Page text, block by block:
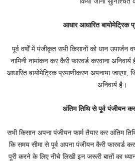
आधार आधारित बायोमेट्रिक
पूर्व वर्षों में पंजीकृत सभी किसानों को धान
नामिनी नामांकन कर कैरी फारवर्ड करवाना
आधारित बायोमेट्रिक प्रमाणीकरण अपनाया जाएगा,
अनिवार्य है।
अंतिम तिथि से पूर्व पंजीयन
सभी किसान अपना पंजीयन फार्म तैयार कर अंतिम
कि समय सीमा से पूर्व अपना पंजीयन कैरी फारवर्ड
पूरी करने के लिए नीचे लिखी इन जरूरी बातों का